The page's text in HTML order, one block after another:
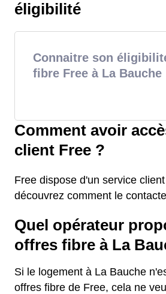
éligibilité
Connaitre son
fibre Free à La Bauche
Comment avoir
client Free ?
Free dispose d'un service
découvrez comment le
Quel opérateur
offres fibre à La
Si le logement à La Bauche
offres fibre de Free, cela ne